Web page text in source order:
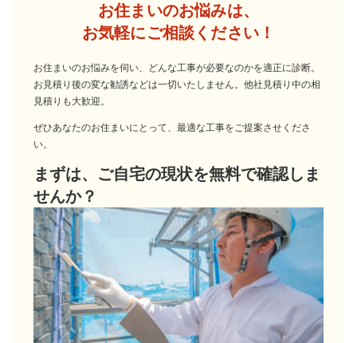
お住まいのお悩みは、
お気軽にご相談ください！
お住まいのお悩みを伺い、どんな工事が必要なのかを適正に診断。
お見積り後の変な勧誘などは一切いたしません。他社見積り中の相
見積りも大歓迎。
ぜひあなたのお住まいにとって、最適な工事をご提案させくださ
い。
まずは、ご自宅の現状を無料で確認しま
せんか？